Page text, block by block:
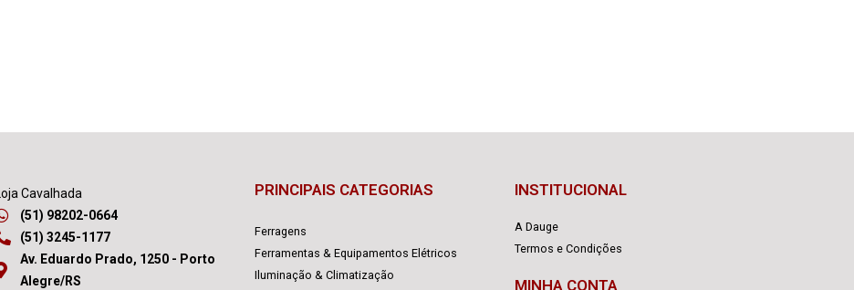
Cavalhada
(51) 98202-0664
(51) 3245-1177
Av. Eduardo Prado, 1250 - Porto
Alegre/RS
PRINCIPAIS CATEGORIAS
Ferragens
Ferramentas & Equipamentos Elétricos
Iluminação & Climatização
INSTITUCIONAL
A Dauge
Termos e Condições
MINHA CONTA